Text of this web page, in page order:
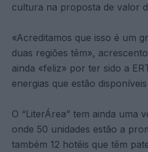
cultura na proposta de valor
«Acreditamos que isso é um
duas regiões têm»,
ainda «feliz» por ter sido a
energias que estão
O “LiterÁrea” tem ainda uma
onde 50 unidades estão a
também 12 hotéis que têm